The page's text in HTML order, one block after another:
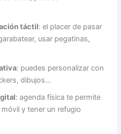
táctil: el placer de pasar
usar pegatinas,
: puedes personalizar con
dibujos…
: agenda física te permite
y tener un refugio